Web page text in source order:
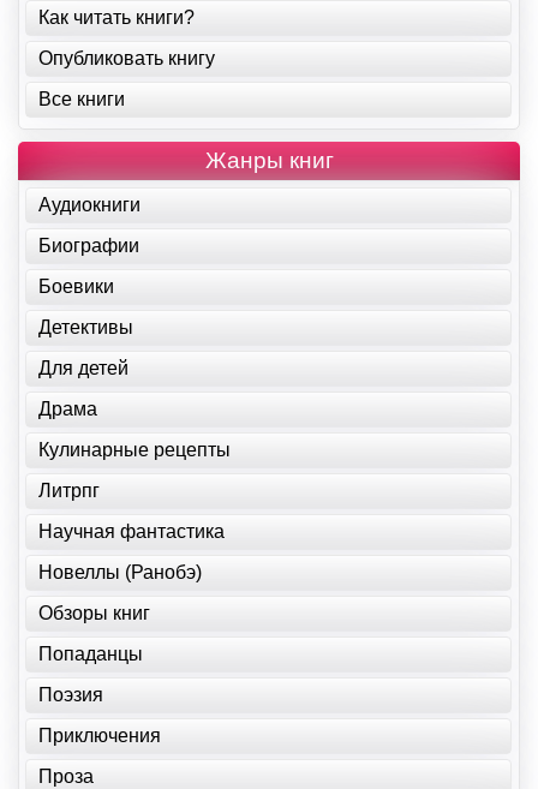
Как читать книги?
Опубликовать книгу
Все книги
Жанры книг
Аудиокниги
Биографии
Боевики
Детективы
Для детей
Драма
Кулинарные рецепты
Литрпг
Научная фантастика
Новеллы (Ранобэ)
Обзоры книг
Попаданцы
Поэзия
Приключения
Проза